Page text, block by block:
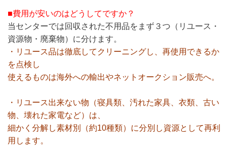
■費用が安いのはどうしてですか？
当センターでは回収された不用品をまず３つ（リユース・
資源物・廃棄物）に分けます。
・リユース品は徹底してクリーニングし、再使用できるか
を点検し
使えるものは海外への輸出やネットオークション販売へ。
・リユース出来ない物（寝具類、汚れた家具、衣類、古い
物、壊れた家電など）は、
細かく分解し素材別（約10種類）に分別し資源として再利
用します。